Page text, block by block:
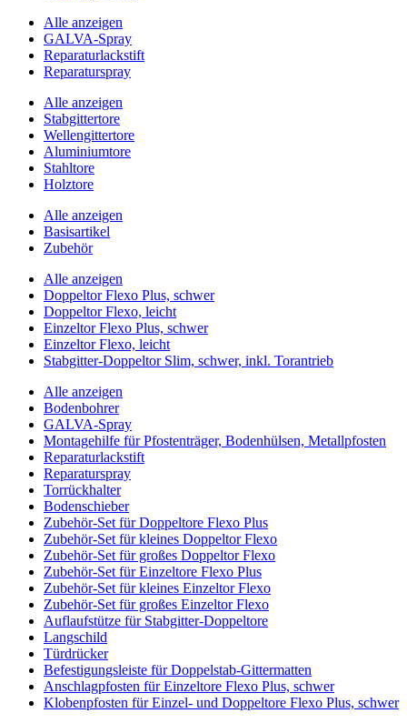
Alle anzeigen
GALVA-Spray
Reparaturlackstift
Reparaturspray
Alle anzeigen
Stabgittertore
Wellengittertore
Aluminiumtore
Stahltore
Holztore
Alle anzeigen
Basisartikel
Zubehör
Alle anzeigen
Doppeltor Flexo Plus, schwer
Doppeltor Flexo, leicht
Einzeltor Flexo Plus, schwer
Einzeltor Flexo, leicht
Stabgitter-Doppeltor Slim, schwer, inkl. Torantrieb
Alle anzeigen
Bodenbohrer
GALVA-Spray
Montagehilfe für Pfostenträger, Bodenhülsen, Metallpfosten
Reparaturlackstift
Reparaturspray
Torrückhalter
Bodenschieber
Zubehör-Set für Doppeltore Flexo Plus
Zubehör-Set für kleines Doppeltor Flexo
Zubehör-Set für großes Doppeltor Flexo
Zubehör-Set für Einzeltore Flexo Plus
Zubehör-Set für kleines Einzeltor Flexo
Zubehör-Set für großes Einzeltor Flexo
Auflaufstütze für Stabgitter-Doppeltore
Langschild
Türdrücker
Befestigungsleiste für Doppelstab-Gittermatten
Anschlagpfosten für Einzeltore Flexo Plus, schwer
Klobenpfosten für Einzel- und Doppeltore Flexo Plus, schwer